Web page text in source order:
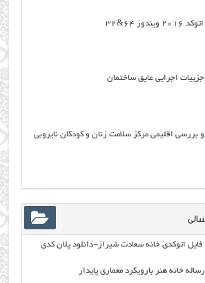
ویندوز ۶۴&۳۲
اجرايي عايق ساختمان
بررسی اقلیمی مرکز سلامت زنان و کودکان نایروبی
فایل اتوکدی خانه سعادت شیراز-دانلود پلان کدی
رساله خانه هنر بارویکرد معماری پایدار